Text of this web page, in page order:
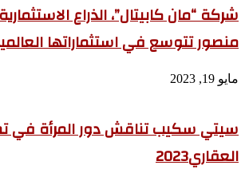
شركة “مان كابيتال”، الذراع
منصور تتوسع في استثماراتها
مايو 19, 2023
سيتي سكيب تناقش دور المرأة في
العقاري2023